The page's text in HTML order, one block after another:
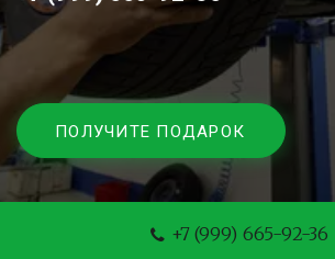
ПОЛУЧИТЕ ПОДАРОК
+7 (999) 665-92-36